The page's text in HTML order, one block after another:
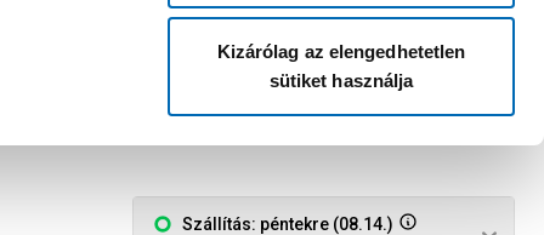
Kizárólag az elengedhetetlen
sütiket használja
Szállítás: péntekre (08.14.)